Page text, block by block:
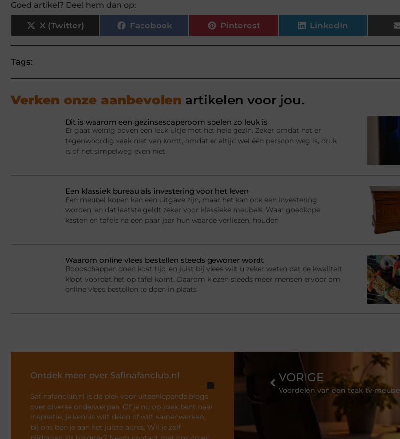
Goed artikel? Deel hem dan op:
X (Twitter) Facebook Pinterest LinkedIn
Tags:
Verken onze aanbevolen artikelen voor jou.
Dit is waarom een gezinsescaperoom spelen zo leuk is
Er gaat weinig boven een leuk uitje met het hele gezin. Zeker omdat het er
tegenwoordig vaak niet van komt, omdat er altijd wel één persoon weg is, druk
is of het simpelweg even niet
Een klassiek bureau als investering voor het leven
Een meubel kopen kan een uitgave zijn, maar het kan ook een investering
worden, en dat laatste geldt zeker voor klassieke meubels. Waar goedkope
kasten en tafels na een paar jaar hun waarde verliezen, houden
Waarom online vlees bestellen steeds gewoner wordt
Boodschappen doen kost tijd, en juist bij vlees wilt u zeker weten dat de kwaliteit
klopt voordat het op tafel komt. Daarom kiezen steeds meer mensen ervoor om
online vlees bestellen te doen in plaats
Ontdek meer over Safinafanclub.nl
Safinafanclub.nl is dé plek voor uiteenlopende blogs
over diverse onderwerpen. Of je nu op zoek bent naar
inspiratie, je kennis wilt delen of wilt samenwerken,
bij ons ben je aan het juiste adres. Wil je zelf
VORIGE
Voordelen van een teak tv-meubel